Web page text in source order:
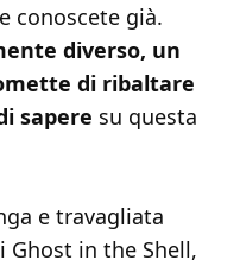
conoscete già.
diverso, un
di ribaltare
sapere su questa
e travagliata
in the Shell,